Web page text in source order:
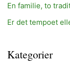
En familie, to
Er det tempoet
Kategorier